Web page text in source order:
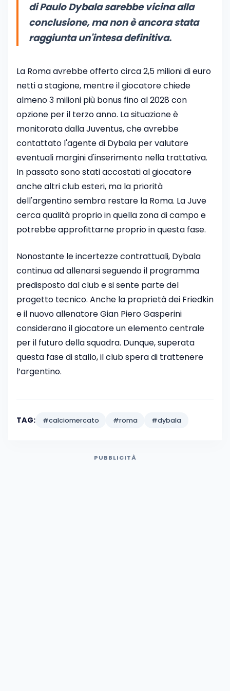
di Paulo Dybala sarebbe vicina alla
conclusione, ma non è ancora stata
raggiunta un'intesa definitiva.
La Roma avrebbe offerto circa 2,5 milioni di euro
netti a stagione, mentre il giocatore chiede
almeno 3 milioni più bonus fino al 2028 con
opzione per il terzo anno. La situazione è
monitorata dalla Juventus, che avrebbe
contattato l'agente di Dybala per valutare
eventuali margini d'inserimento nella trattativa.
In passato sono stati accostati al giocatore
anche altri club esteri, ma la priorità
dell'argentino sembra restare la Roma. La Juve
cerca qualità proprio in quella zona di campo e
potrebbe approfittarne proprio in questa fase.
Nonostante le incertezze contrattuali, Dybala
continua ad allenarsi seguendo il programma
predisposto dal club e si sente parte del
progetto tecnico. Anche la proprietà dei Friedkin
e il nuovo allenatore Gian Piero Gasperini
considerano il giocatore un elemento centrale
per il futuro della squadra. Dunque, superata
questa fase di stallo, il club spera di trattenere
l’argentino.
TAG: #calciomercato #roma #dybala
PUBBLICITÀ